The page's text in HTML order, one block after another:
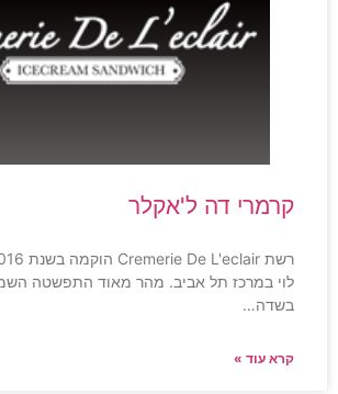
קרמרי דה ל'אקלר
לוי במרכז תל אביב. מהר מאוד התפשטה
בשדה…
קרא עוד »